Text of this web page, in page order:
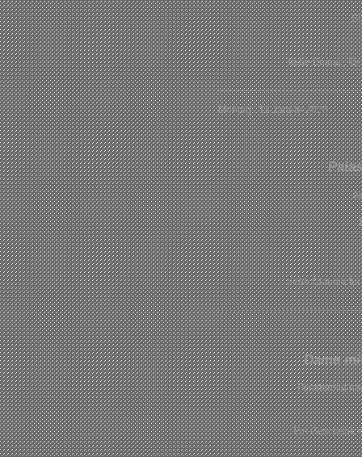
liebe Emma ,
Montag , 13.Januar 2020
liebe Claudia
Dame
Fensterbild
Ein Geschenk